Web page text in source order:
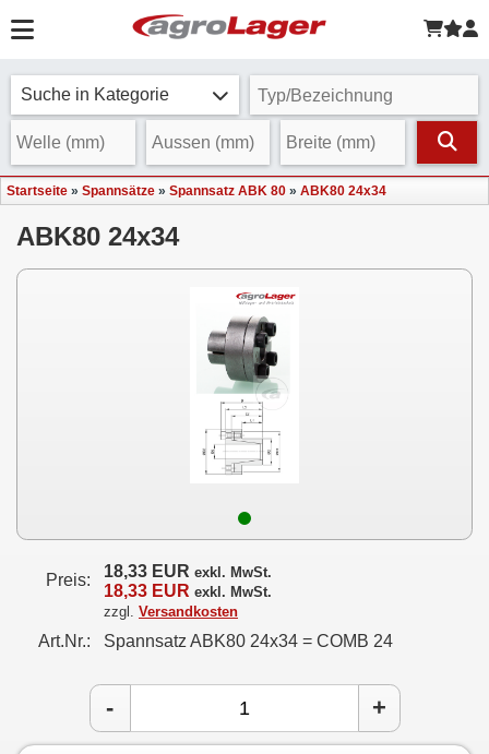
Suche in Kategorie
Startseite » Spannsätze » Spannsatz ABK 80 » ABK80 24x34
ABK80 24x34
Preis: 18,33 EUR exkl. MwSt.
18,33 EUR exkl. MwSt.
zzgl. Versandkosten
Art.Nr.: Spannsatz ABK80 24x34 = COMB 24
- +